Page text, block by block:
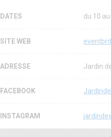
DATES du 10
SITE WEB
ADRESSE Jardin
FACEBOOK
INSTAGRAM